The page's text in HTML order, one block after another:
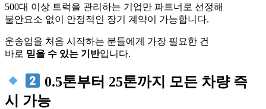
500대 이상 트럭을 관리하는 기업만 파트너로 선정해
불안요소 없이 안정적인 장기 계약이 가능합니다.
운송업을 처음 시작하는 분들에게 가장 필요한 건
바로 믿을 수 있는 기반입니다.
0.5톤부터 25톤까지 모든 차량 즉
시 가능